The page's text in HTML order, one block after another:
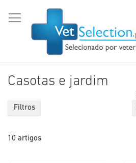
para
Conteúdo
Casotas e jardim
10 artigos
Filtros